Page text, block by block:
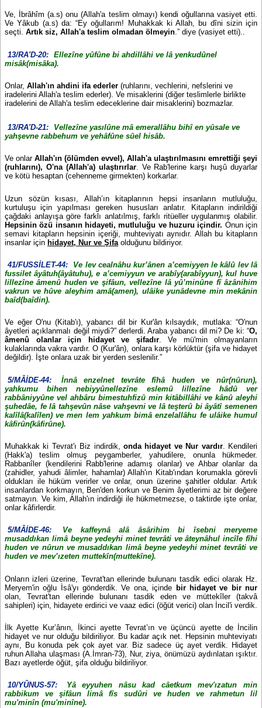
Ve, İbrâhîm (a.s) onu (Allah'a teslim olmayı) kendi oğullarına vasiyet etti.
Ve Yâkub (a.s) da: “Ey oğullarım! Muhakkak ki Allah, bu dîni sizin için
seçti. Artık siz, Allah'a teslim olmadan ölmeyin.” diye (vasiyet etti)..
13/RA'D-20: Ellezîne yûfûne bi ahdillâhi ve lâ yenkudûnel
misâk(misâka).
Onlar, Allah'ın ahdini ifa ederler (ruhlarını, vechlerini, nefslerini ve
iradelerini Allah'a teslim ederler). Ve misaklerini (diğer teslimlerle birlikte
iradelerini de Allah'a teslim edeceklerine dair misaklerini) bozmazlar.
13/RA'D-21:
Vellezîne yasılûne mâ emerallâhu bihî en yûsale ve
yahşevne rabbehum ve yehâfûne sûel hisâb.
Ve onlar Allah'ın (ölümden evvel), Allah'a ulaştırılmasını emrettiği şeyi
(ruhlarını), O'na (Allah'a) ulaştırırlar. Ve Rab'lerine karşı huşû duyarlar
ve kötü hesaptan (cehenneme girmekten) korkarlar.
Uzun sözün kısası, Allah’ın kitaplarının hepsi insanların mutluluğu,
kurtuluşu için yapılması gereken hususları anlatır. Kitapların indirildiği
çağdaki anlayışa göre farklı anlatılmış, farklı ritüeller uygulanmış olabilir.
Hepsinin özü insanın hidayeti, mutluluğu ve huzuru içindir. Onun için
semavi kitapların hepsinin içeriği, muhteviyatı aynıdır. Allah bu kitapların
insanlar için hidayet, Nur ve Şifa olduğunu bildiriyor.
41/FUSSİLET-44:
Ve lev cealnâhu kur’ânen a’cemiyyen le kâlû lev lâ
fussilet âyâtuh(âyâtuhu), e a’cemiyyun ve arabîy(arabîyyun), kul huve
lillezîne âmenû huden ve şifâun, vellezîne lâ yû’minûne fî âzânihim
vakrun ve hûve aleyhim amâ(amen), ulâike yunâdevne min mekânin
baîd(baîdin).
Ve eğer O'nu (Kitab'ı), yabancı dil bir Kur'ân kılsaydık, mutlaka: “O'nun
âyetleri açıklanmalı değil miydi?” derlerdi. Araba yabancı dil mi? De ki: “O,
âmenû olanlar için hidayet ve şifadır. Ve mü'min olmayanların
kulaklarında vakra vardır. O (Kur'ân), onlara karşı körlüktür (şifa ve hidayet
değildir). İşte onlara uzak bir yerden seslenilir.”
5/MÂİDE-44:
İnnâ enzelnet tevrâte fîhâ huden ve nûr(nûrun),
yahkumu bihen nebiyyûnellezîne eslemû lillezîne hâdû ver
rabbâniyyûne vel ahbâru bimestuhfizû min kitâbillâhi ve kânû aleyhi
şuhedâe, fe lâ tahşevûn nâse vahşevni ve lâ teşterû bi âyâtî semenen
kalîlâ(kalîlen) ve men lem yahkum bimâ enzelallâhu fe ulâike humul
kâfirûn(kâfirûne).
Muhakkak ki Tevrat'ı Biz indirdik, onda hidayet ve Nur vardır. Kendileri
(Hakk'a) teslim olmuş peygamberler, yahudilere, onunla hükmeder.
Rabbanîler (kendilerini Rabb'lerine adamış olanlar) ve Ahbar olanlar da
(zahidler, yahudi âlimler, hahamlar) Allah'ın Kitab'ından korumakla görevli
oldukları ile hüküm verirler ve onlar, onun üzerine şahitler oldular. Artık
insanlardan korkmayın, Ben'den korkun ve Benim âyetlerimi az bir değere
satmayın. Ve kim, Allah'ın indirdiği ile hükmetmezse, o taktirde işte onlar,
onlar kâfirlerdir.
5/MÂİDE-46:
Ve kaffeynâ alâ âsârihim bi îsebni meryeme
musaddıkan limâ beyne yedeyhi minet tevrâti ve âteynâhul incîle fîhi
huden ve nûrun ve musaddıkan limâ beyne yedeyhi minet tevrâti ve
huden ve mev’ızeten muttekîn(muttekîne).
Onların izleri üzerine, Tevrat'tan ellerinde bulunanı tasdik edici olarak Hz.
Meryem'in oğlu İsâ'yı gönderdik. Ve ona, içinde bir hidayet ve bir nur
olan, Tevrat'tan ellerinde bulunanı tasdik eden ve müttekîler (takvâ
sahipleri) için, hidayete erdirici ve vaaz edici (öğüt verici) olan İncil'i verdik.
İlk Ayette Kur’ânın, İkinci ayette Tevrat’ın ve üçüncü ayette de İncilin
hidayet ve nur olduğu bildiriliyor. Bu kadar açık net. Hepsinin muhteviyatı
aynı, Bu konuda pek çok ayet var. Biz sadece üç ayet verdik. Hidayet
ruhun Allaha ulaşması (A.İmran-73), Nur, ziya, önümüzü aydınlatan ışıktır.
Bazı ayetlerde öğüt, şifa olduğu bildiriliyor.
10/YÛNUS-57:
Yâ eyyuhen nâsu kad câetkum mev'ızatun min
rabbikum ve şifâun limâ fîs sudûri ve huden ve rahmetun lil
mu'minîn (mu'minîne).